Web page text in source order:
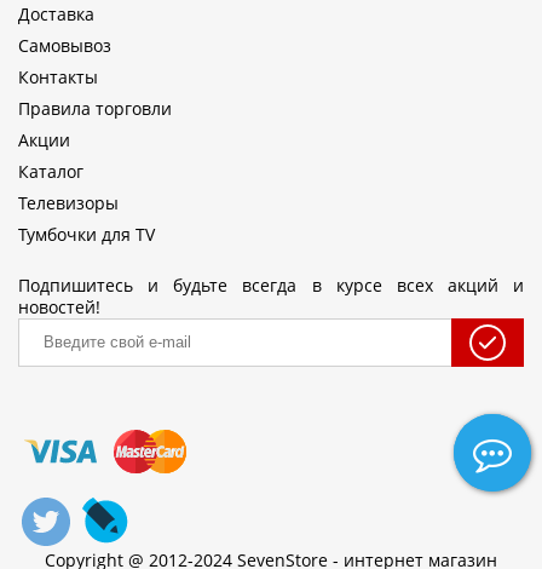
Доставка
Самовывоз
Контакты
Правила торговли
Акции
Каталог
Телевизоры
Тумбочки для TV
Подпишитесь и будьте всегда в курсе всех акций и
новостей!
Copyright @ 2012-2024 SevenStore - интернет магазин